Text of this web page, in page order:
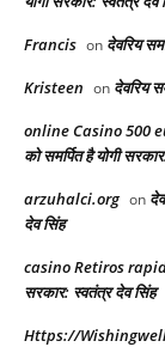
Francis on देवरिय
Kristeen on देवरिय
online Casino 500
को समर्पित है योगी
arzuhalci.org on
देव सिंह
casino Retiros
सरकार: स्वतंत्र देव सिंह
Https://